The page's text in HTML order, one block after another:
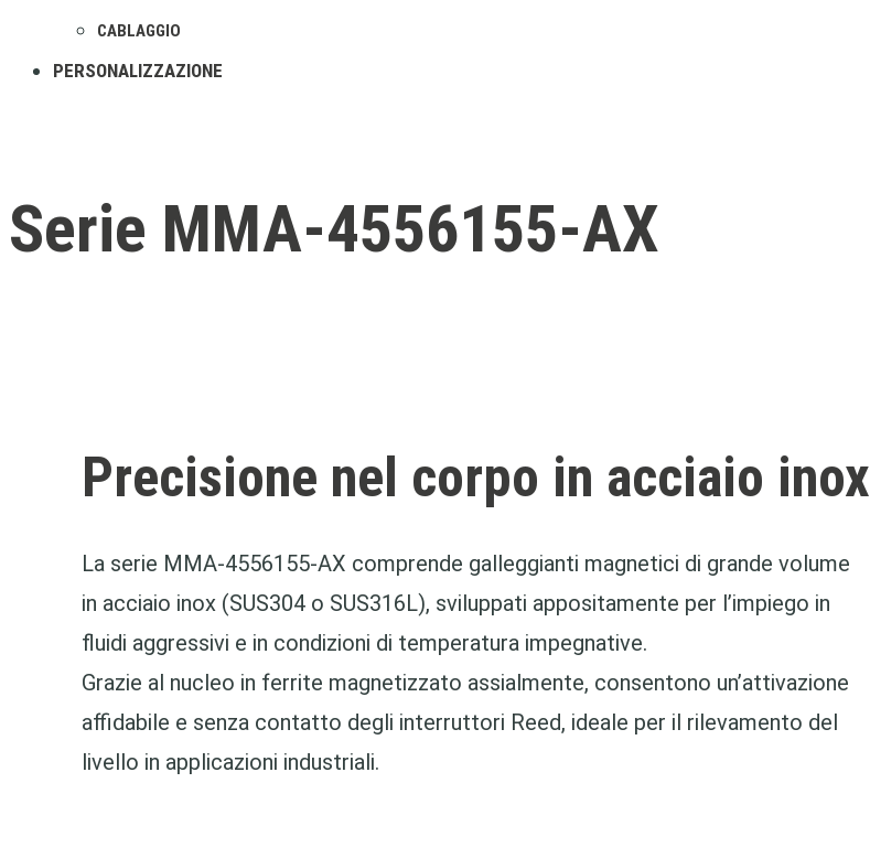
CABLAGGIO
PERSONALIZZAZIONE
Serie MMA-4556155-AX
Precisione nel corpo in acciaio inox
La serie MMA-4556155-AX comprende galleggianti magnetici di grande volume
in acciaio inox (SUS304 o SUS316L), sviluppati appositamente per l’impiego in
fluidi aggressivi e in condizioni di temperatura impegnative.
Grazie al nucleo in ferrite magnetizzato assialmente, consentono un’attivazione
affidabile e senza contatto degli interruttori Reed, ideale per il rilevamento del
livello in applicazioni industriali.